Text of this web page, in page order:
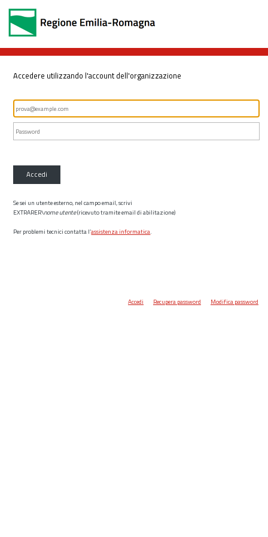
Accedere utilizzando l'account dell'organizzazione
Accedi
Se sei un utente esterno, nel campo email, scrivi
EXTRARER\nome utente(ricevuto tramite email di abilitazione)
Per problemi tecnici contatta l’assistenza informatica.
Accedi Recupera password Modifica password